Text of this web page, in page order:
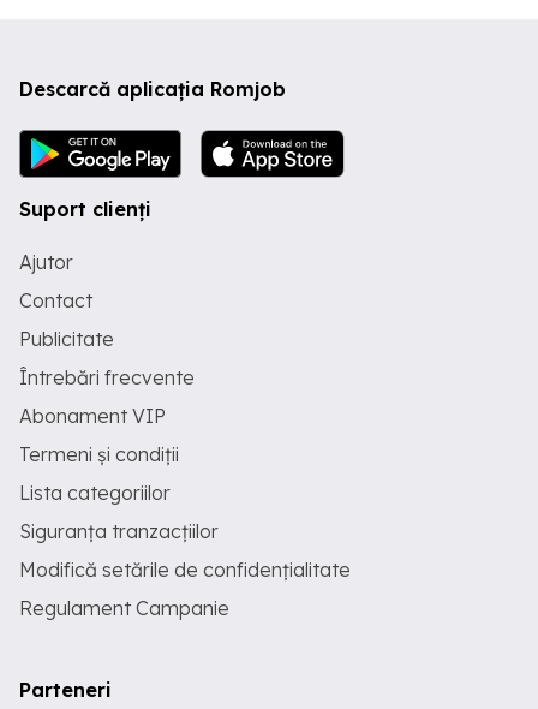
Descarcă aplicația Romjob
Suport clienți
Ajutor
Contact
Publicitate
Întrebări frecvente
Abonament VIP
Termeni și condiții
Lista categoriilor
Siguranța tranzacțiilor
Modifică setările de confidențialitate
Regulament Campanie
Parteneri